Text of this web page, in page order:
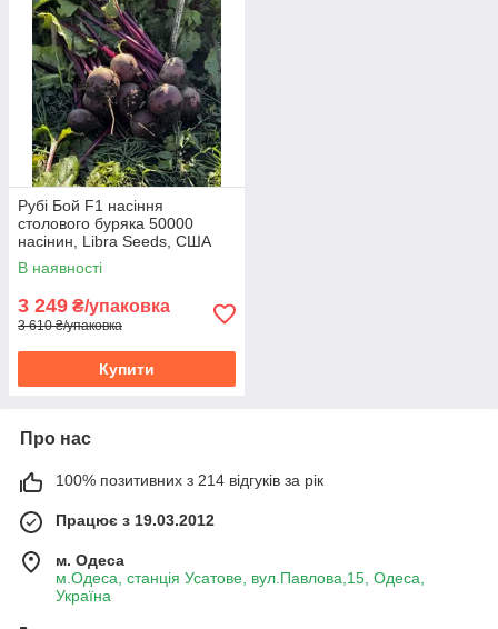
Рубі Бой F1 насіння
столового буряка 50000
насінин, Libra Seeds, США
В наявності
3 249 ₴/упаковка
3 610 ₴/упаковка
Купити
Про нас
100% позитивних з 214 відгуків за рік
Працює з 19.03.2012
м. Одеса
м.Одеса, станція Усатове, вул.Павлова,15, Одеса,
Україна